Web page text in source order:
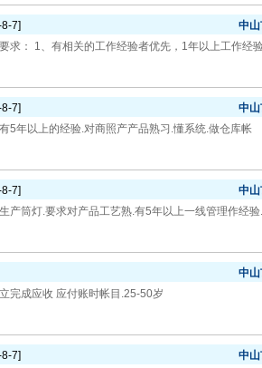
7] 中
求： 1、有相关的工作经验者优先，1年以上工作经
7] 中
5年以上的经验.对商照产产品熟习.懂系统.做仓库帐
7] 中
产筒灯.要求对产品工艺熟.有5年以上一线管理作经
中
完成应收 应付账时帐目.25-50岁
7] 中